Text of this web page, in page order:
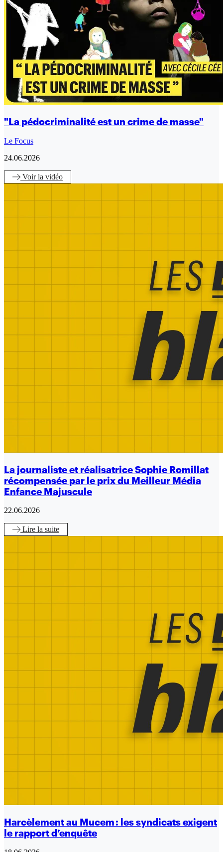
"La pédocriminalité est un crime de masse"
Le Focus
24.06.2026
Voirla vidéo
La journaliste et réalisatrice Sophie Romillat
récompensée par le prix du Meilleur Média
Enfance Majuscule
22.06.2026
Lire la suite
Harcèlement au Mucem : les syndicats exigent
le rapport d’enquête